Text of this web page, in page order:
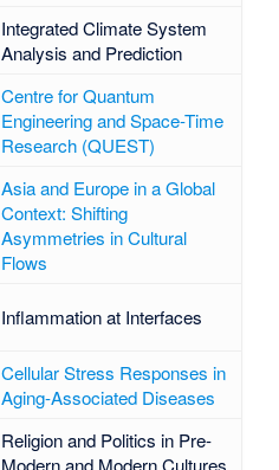
Integrated Climate System
Analysis and Prediction
Centre for Quantum
Engineering and Space-Time
Research (QUEST)
Asia and Europe in a Global
Context: Shifting
Asymmetries in Cultural
Flows
Inflammation at Interfaces
Cellular Stress Responses in
Aging-Associated Diseases
Religion and Politics in Pre-
Modern and Modern Cultures